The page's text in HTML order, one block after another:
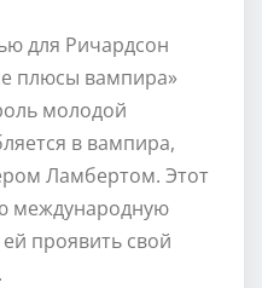
для Ричардсон
плюсы вампира»
молодой
в вампира,
Ламбертом. Этот
международную
проявить свой